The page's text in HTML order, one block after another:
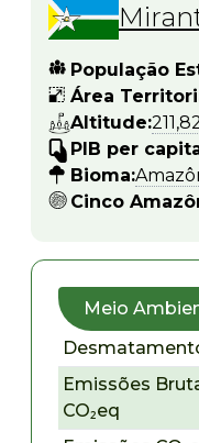
População
Área
Altitude:
PIB per
Bioma:
Cinco
Meio
Emissões
CO₂eq